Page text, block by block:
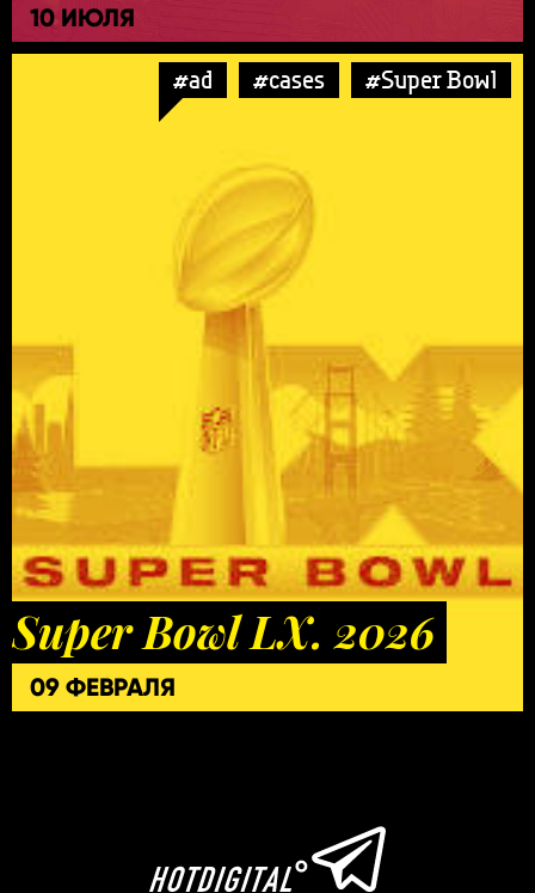
10 ИЮЛЯ
#ad #cases #Super Bowl
Super Bowl LX. 2026
09 ФЕВРАЛЯ